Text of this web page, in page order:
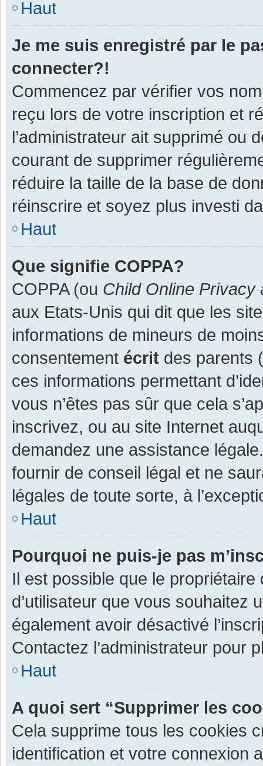
Haut
Je me suis enregistré par le
connecter?!
Commencez par vérifier vos
reçu lors de votre inscription et
l’administrateur ait supprimé ou
courant de supprimer
réduire la taille de la base de
réinscrire et soyez plus investi
Haut
Que signifie COPPA?
COPPA (ou Child Online Privacy
aux Etats-Unis qui dit que les
informations de mineurs de
consentement écrit des parents
ces informations permettant
vous n’êtes pas sûr que cela
inscrivez, ou au site Internet
demandez une assistance
fournir de conseil légal et ne
légales de toute sorte, à
Haut
Pourquoi ne puis-je pas
Il est possible que le
d’utilisateur que vous souhaitez
également avoir désactivé
Contactez l’administrateur pour
Haut
A quoi sert “Supprimer les
Cela supprime tous les cookies
identification et votre connexion